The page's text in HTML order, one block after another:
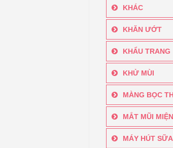
KHÁC
KHĂN ƯỚT
KHẨU TRANG
KHỬ MÙI
MÀNG BỌC
MẮT MŨI
MÁY HÚT SỮA